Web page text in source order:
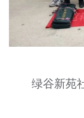
绿谷新苑